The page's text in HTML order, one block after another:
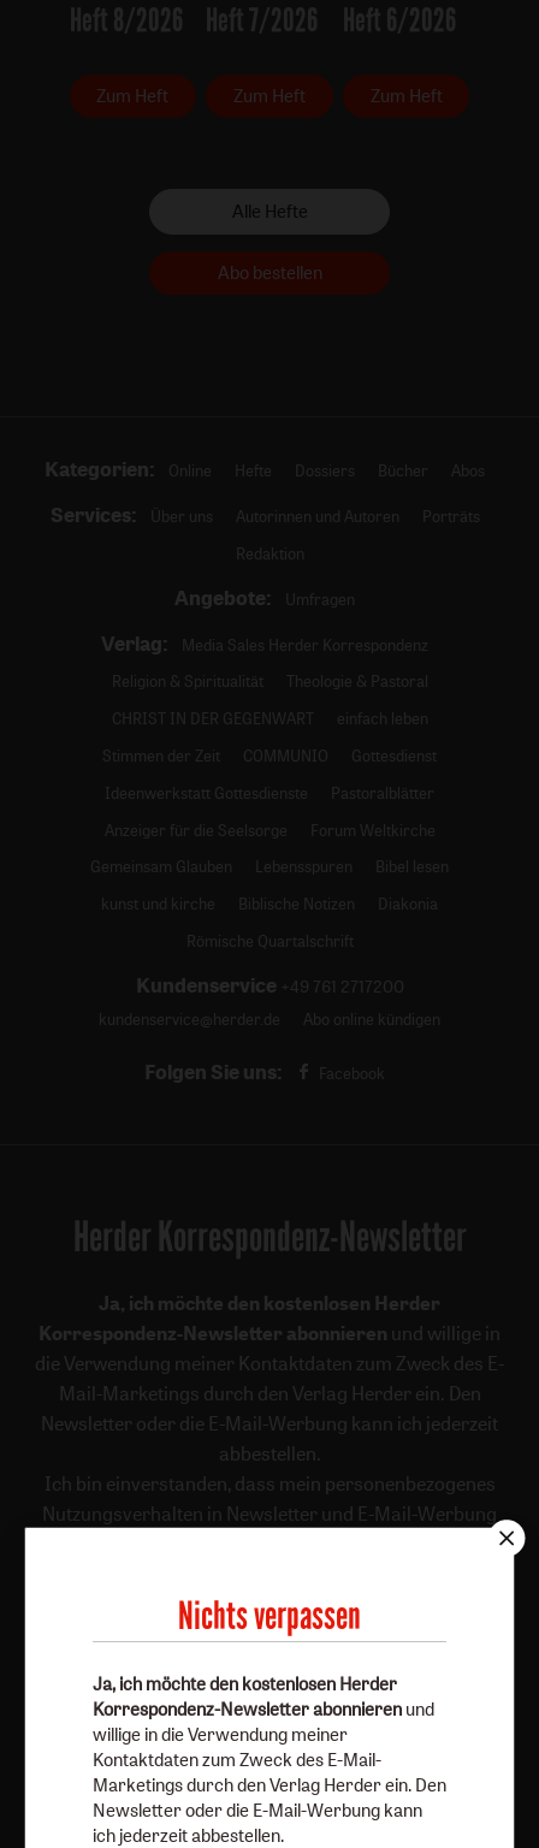
Heft 8/2026
Zum Heft
Heft 7/2026
Zum Heft
Heft 6/2026
Zum Heft
Alle Hefte
Abo bestellen
Kategorien: Online Hefte Dossiers Bücher Abos
Services: Über uns Autorinnen und Autoren
Porträts
Redaktion
Angebote: Umfragen
Verlag:
Media Sales Herder Korrespondenz
Religion & Spiritualität
Theologie & Pastoral
CHRIST IN DER GEGENWART
einfach leben
Stimmen der Zeit
COMMUNIO
Gottesdienst
Ideenwerkstatt Gottesdienste
Pastoralblätter
Anzeiger für die Seelsorge
Forum Weltkirche
Gemeinsam Glauben
Lebensspuren
Bibel lesen
kunst und kirche
Biblische Notizen
Diakonia
Römische Quartalschrift
Kundenservice +49 761 2717200
kundenservice@herder.de
Abo online kündigen
Folgen Sie uns: Facebook
Herder Korrespondenz-Newsletter
Ja, ich möchte den kostenlosen Herder
Korrespondenz-Newsletter abonnieren und willige in
die Verwendung meiner Kontaktdaten zum Zweck des E-
Mail-Marketings durch den Verlag Herder ein. Den
Newsletter oder die E-Mail-Werbung kann ich jederzeit
abbestellen.
Ich bin einverstanden, dass mein personenbezogenes
Nutzungsverhalten in Newsletter und E-Mail-Werbung
erfasst und ausgewertet wird, um die Inhalte besser auf
Newsletter oder E-Mail kann ich diese Funktion jederzeit
ausschalten.
Datenschutzhinweisen.
Nichts verpassen
Ja, ich möchte den kostenlosen Herder
Korrespondenz-Newsletter abonnieren und
willige in die Verwendung meiner
Kontaktdaten zum Zweck des E-Mail-
Marketings durch den Verlag Herder ein. Den
Newsletter oder die E-Mail-Werbung kann
ich jederzeit abbestellen.